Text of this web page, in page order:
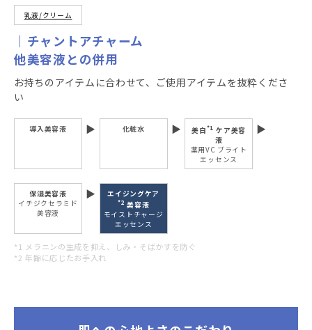
乳液/クリーム
チャントアチャーム
他美容液との併用
お持ちのアイテムに合わせて、ご使用アイテムを抜粋くださ
い
導入美容液 化粧水 美白*1 ケア美容
液
薬用VC ブライト
エッセンス
保湿美容液
イチジクセラミド
美容液
エイジングケア
*2 美容液
モイストチャージ
エッセンス
*1 メラニンの生成を抑え、しみ・そばかすを防ぐ
*2 年齢に応じたお手入れ